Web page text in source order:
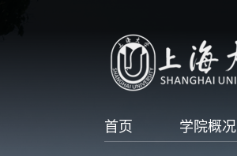
首页 学院概况